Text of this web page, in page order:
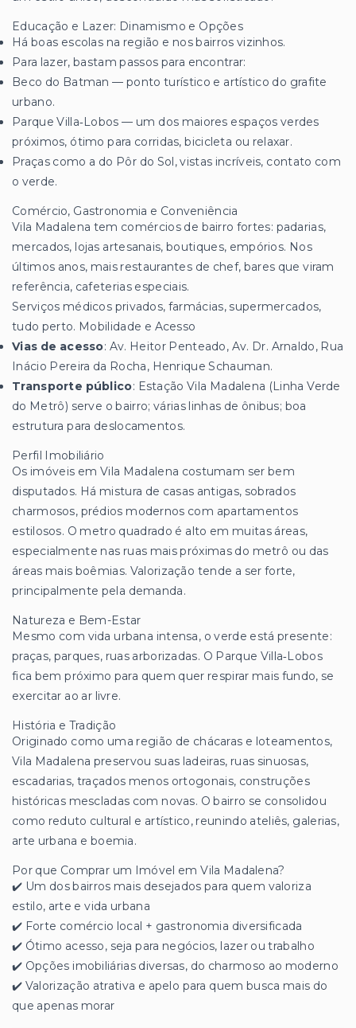
Educação e Lazer: Dinamismo e Opções
Há boas escolas na região e nos bairros vizinhos.
Para lazer, bastam passos para encontrar:
Beco do Batman — ponto turístico e artístico do grafite
urbano.
Parque Villa‑Lobos — um dos maiores espaços verdes
próximos, ótimo para corridas, bicicleta ou relaxar.
Praças como a do Pôr do Sol, vistas incríveis, contato com
o verde.
Comércio, Gastronomia e Conveniência
Vila Madalena tem comércios de bairro fortes: padarias,
mercados, lojas artesanais, boutiques, empórios. Nos
últimos anos, mais restaurantes de chef, bares que viram
referência, cafeterias especiais.
Serviços médicos privados, farmácias, supermercados,
tudo perto. Mobilidade e Acesso
Vias de acesso: Av. Heitor Penteado, Av. Dr. Arnaldo, Rua
Inácio Pereira da Rocha, Henrique Schauman.
Transporte público: Estação Vila Madalena (Linha Verde
do Metrô) serve o bairro; várias linhas de ônibus; boa
estrutura para deslocamentos.
Perfil Imobiliário
Os imóveis em Vila Madalena costumam ser bem
disputados. Há mistura de casas antigas, sobrados
charmosos, prédios modernos com apartamentos
estilosos. O metro quadrado é alto em muitas áreas,
especialmente nas ruas mais próximas do metrô ou das
áreas mais boêmias. Valorização tende a ser forte,
principalmente pela demanda.
Natureza e Bem-Estar
Mesmo com vida urbana intensa, o verde está presente:
praças, parques, ruas arborizadas. O Parque Villa‑Lobos
fica bem próximo para quem quer respirar mais fundo, se
exercitar ao ar livre.
História e Tradição
Originado como uma região de chácaras e loteamentos,
Vila Madalena preservou suas ladeiras, ruas sinuosas,
escadarias, traçados menos ortogonais, construções
históricas mescladas com novas. O bairro se consolidou
como reduto cultural e artístico, reunindo ateliês, galerias,
arte urbana e boemia.
Por que Comprar um Imóvel em Vila Madalena?
✔️ Um dos bairros mais desejados para quem valoriza
estilo, arte e vida urbana
✔️ Forte comércio local + gastronomia diversificada
✔️ Ótimo acesso, seja para negócios, lazer ou trabalho
✔️ Opções imobiliárias diversas, do charmoso ao moderno
✔️ Valorização atrativa e apelo para quem busca mais do
que apenas morar